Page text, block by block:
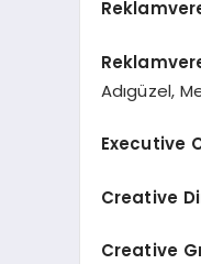
Adıgüzel,
Executive
Creative
Creative